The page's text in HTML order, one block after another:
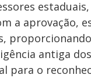
a aprovação,
antiga
para o